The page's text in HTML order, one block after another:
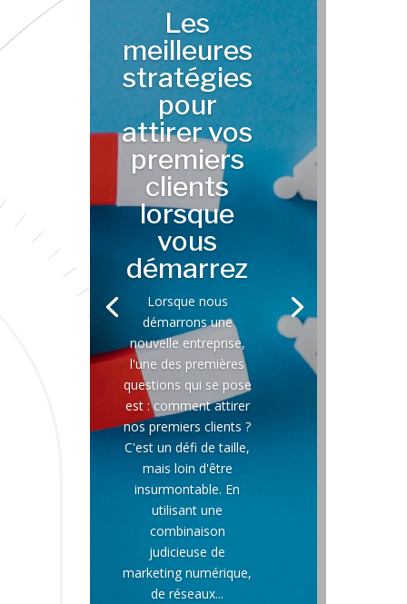
Les
meilleures
stratégies
pour
attirer vos
premiers
clients
lorsque
vous
démarrez
Lorsque nous
démarrons une
nouvelle entreprise,
l'une des premières
questions qui se pose
est : comment attirer
nos premiers clients ?
C'est un défi de taille,
mais loin d'être
insurmontable. En
utilisant une
combinaison
judicieuse de
marketing numérique,
de réseaux...